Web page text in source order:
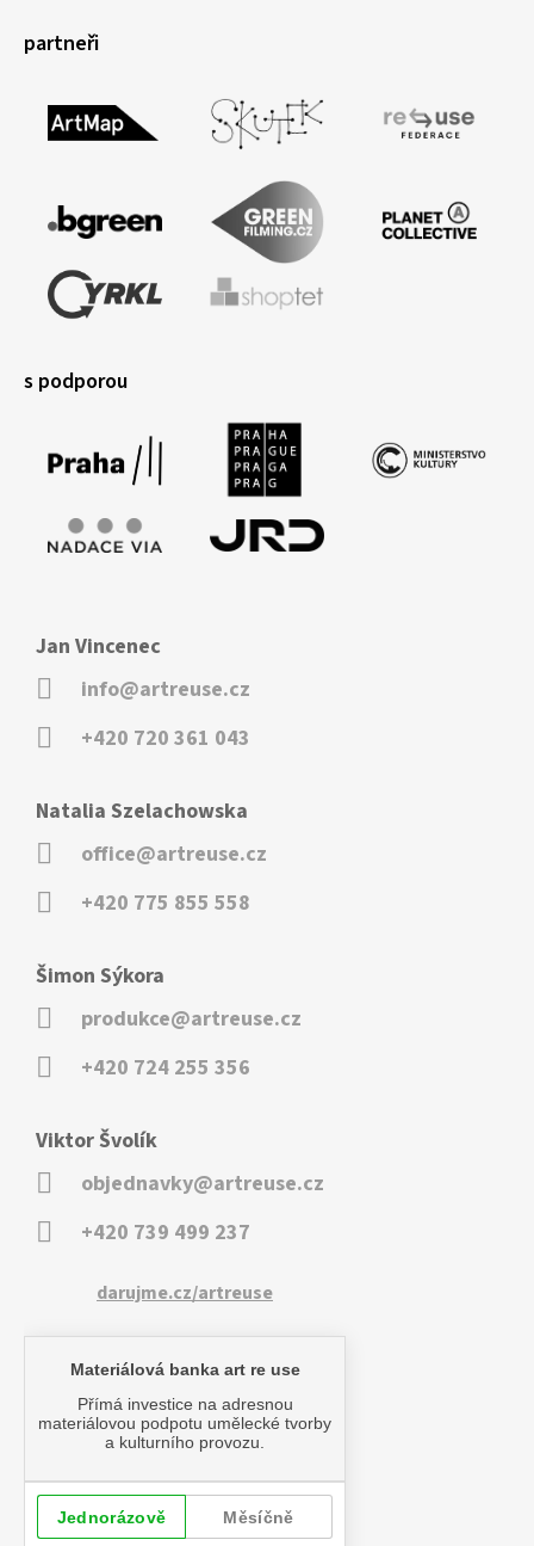
partneři
s podporou
Jan Vincenec
info@artreuse.cz
+420 720 361 043
Natalia Szelachowska
office@artreuse.cz
+420 775 855 558
Šimon Sýkora
produkce@artreuse.cz
+420 724 255 356
Viktor Švolík
objednavky@artreuse.cz
+420 739 499 237
darujme.cz/artreuse